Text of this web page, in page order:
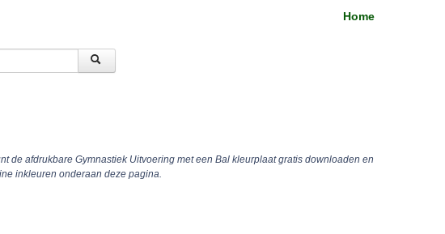
Home
de afdrukbare Gymnastiek Uitvoering met een Bal kleurplaat gratis downloaden en
inkleuren onderaan deze pagina.